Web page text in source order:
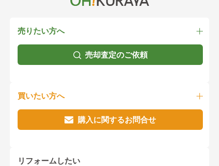
売りたい方へ
売却査定のご依頼
買いたい方へ
購入に関するお問合せ
リフォームしたい